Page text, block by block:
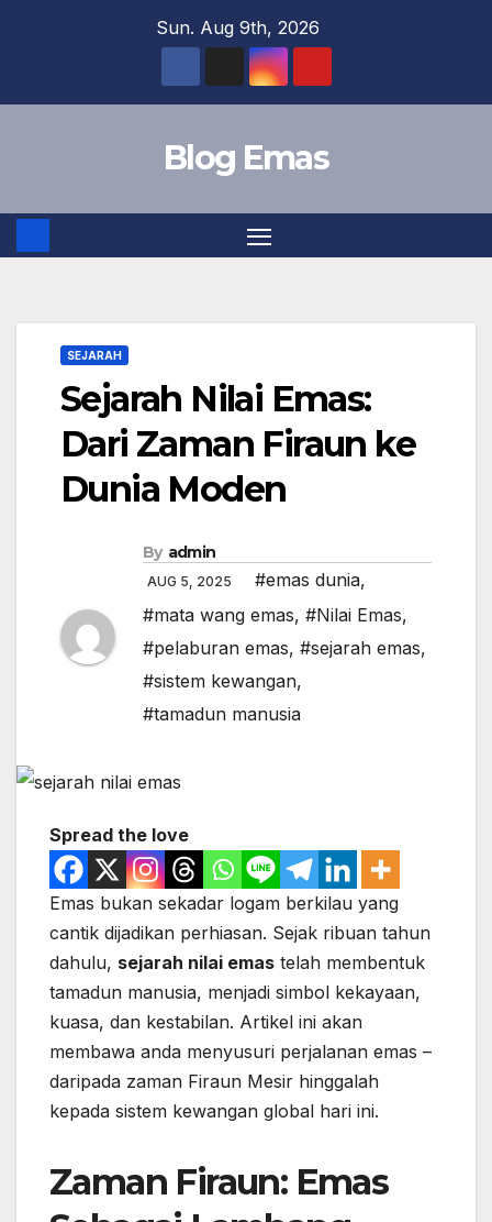
Sun. Aug 9th, 2026
Blog Emas
SEJARAH
Sejarah Nilai Emas:
Dari Zaman Firaun ke
Dunia Moden
By admin
AUG 5, 2025 #emas dunia,
#mata wang emas, #Nilai Emas,
#pelaburan emas, #sejarah emas,
#sistem kewangan,
#tamadun manusia
Spread the love
Emas bukan sekadar logam berkilau yang
cantik dijadikan perhiasan. Sejak ribuan tahun
dahulu, sejarah nilai emas telah membentuk
tamadun manusia, menjadi simbol kekayaan,
kuasa, dan kestabilan. Artikel ini akan
membawa anda menyusuri perjalanan emas –
daripada zaman Firaun Mesir hinggalah
kepada sistem kewangan global hari ini.
Zaman Firaun: Emas